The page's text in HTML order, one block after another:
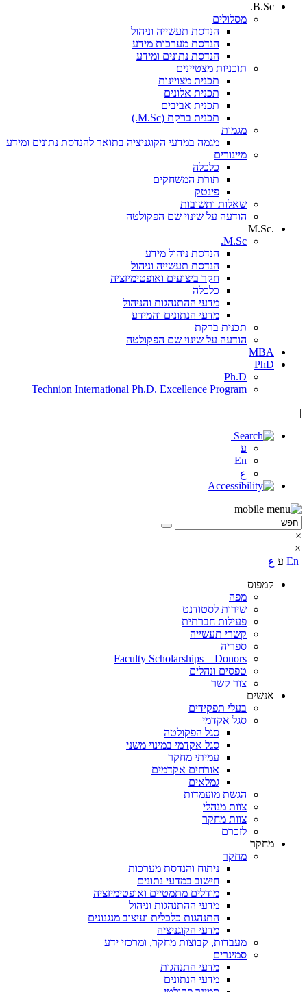
B.Sc.
מסלולים
הנדסת תעשייה וניהול
הנדסת מערכות מידע
הנדסת נתונים ומידע
תוכניות מצטיינים
תכנית מצויינות
תכנית אלונים
תכנית אביבים
תכנית ברקת (M.Sc.)
מגמות
מגמה במדעי הקוגניציה בתואר להנדסת נתונים ומידע
מיינורים
כלכלה
תורת המשחקים
פינטק
שאלות ותשובות
הודעה על שינוי שם הפקולטה
.M.Sc
M.Sc.
הנדסת ניהול מידע
הנדסת תעשייה וניהול
חקר ביצועים ואופטימיזציה
כלכלה
מדעי ההתנהגות והניהול
מדעי הנתונים והמידע
תכנית ברקת
הודעה על שינוי שם הפקולטה
MBA
PhD
Ph.D
Technion International Ph.D. Excellence Program
|
|
ע
En
ع
×
×
ע ع
קמפוס
מפה
שירות לסטודנט
פעילות חברתית
קשרי תעשייה
ספריה
Faculty Scholarships – Donors
טפסים ונהלים
צור קשר
אנשים
בעלי תפקידים
סגל אקדמי
סגל הפקולטה
סגל אקדמי במינוי משני
עמיתי מחקר
אורחים אקדמים
גמלאים
הגשת מועמדות
צוות מנהלי
צוות מחקר
לזכרם
מחקר
מחקר
ניתוח והנדסת מערכות
חישוב במדעי נתונים
מודלים מתמטיים ואופטימיזציה
מדעי ההתנהגות וניהול
התנהגות כלכלית ועיצוב מנגנונים
מדעי הקוגניציה
מעבדות, קבוצות מחקר, ומרכזי ידע
סמינרים
מדעי התנהגות
מדעי הנתונים